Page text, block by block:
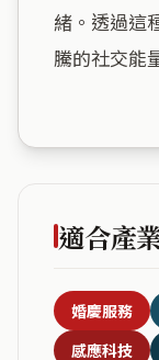
緒。透過這
騰的社交能
適合產
婚慶服務
感應科技